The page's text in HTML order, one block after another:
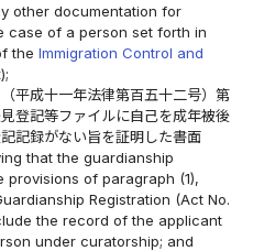
other documentation for
case of a person set forth in
the Immigration Control and
);
（平成十一年法律第百五十二号）第
登記等ファイルに自己を成年被後
記録がない旨を証明した書面
that the guardianship
of paragraph (1),
Registration (Act No.
the record of the applicant
under curatorship; and